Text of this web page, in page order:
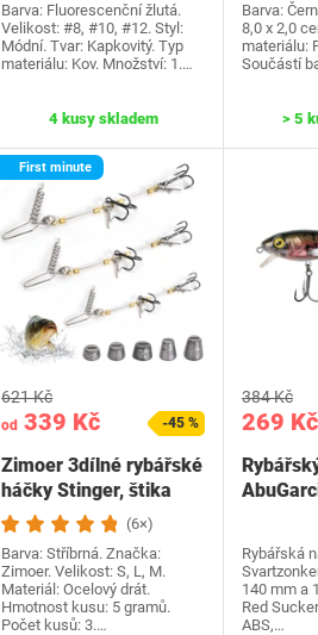
Barva: Fluorescenční žlutá.
Velikost: #8, #10, #12. Styl:
Módní. Tvar: Kapkovitý. Typ
materiálu: Kov. Množství: 1.…
4 kusy skladem
Barva:
8,0 x 2,0
materiálu:
Součástí
> 5
First minute
od 339 Kč
621 Kč
-45 %
Zimoer 3dílné rybářské
háčky Stinger, štika
Stinger Rig,…
(6×)
Barva: Stříbrná. Značka:
Zimoer. Velikost: S, L, M.
Materiál: Ocelový drát.
Hmotnost kusu: 5 gramů.
Počet kusů: 3.…
269 Kč
384 Kč
Rybářská
140 mm a
Red
ABS,…